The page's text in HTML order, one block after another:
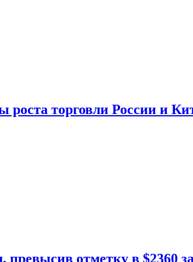
роста торговли России и
превысив отметку в $2360